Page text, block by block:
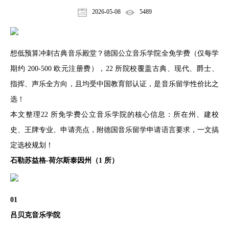
2026-05-08 5489
想低预算冲刺古典音乐殿堂？德国公立音乐学院全免学费（仅每学
期约 200-500 欧元注册费），22 所院校覆盖古典、现代、爵士、
指挥、声乐全方向，且均受中国教育部认证，是音乐留学性价比之
选！
本文整理22 所免学费公立音乐学院的核心信息：所在州、建校
史、王牌专业、申请亮点，附德国音乐留学申请语言要求，一文搞
定选校规划！
石勒苏益格-荷尔斯泰因州（1 所）
01
吕贝克音乐学院